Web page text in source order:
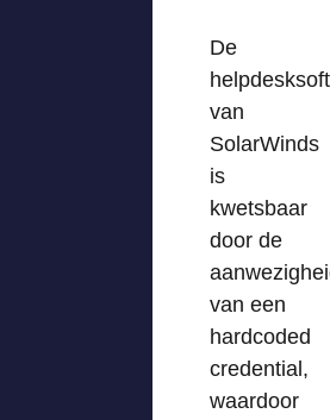
De
van
SolarWinds
is
kwetsbaar
door de
van een
hardcoded
credential,
waardoor